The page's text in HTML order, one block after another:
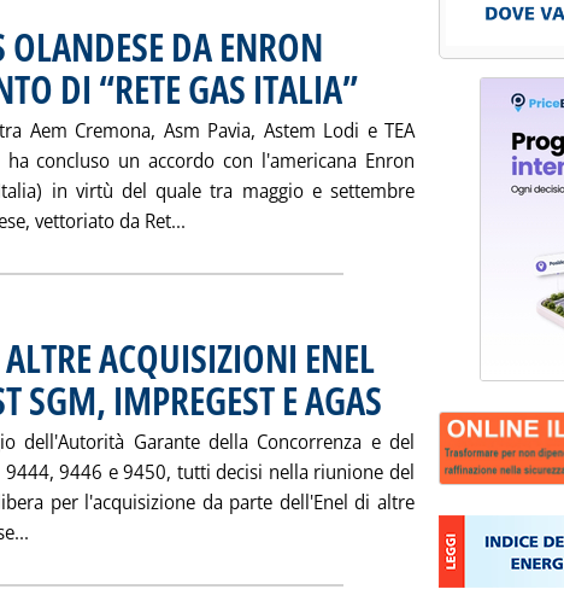
DA ENRON
DI “RETE GAS ITALIA”. Pubblicata mercoledì 23 maggio
Aem Cremona, Asm Pavia, Astem Lodi e TEA
concluso un accordo con l'americana Enron
in virtù del quale tra maggio e settembre
vettoriato da Ret... Leggi tutta la notizia: 'BLUGAS: ARRIVA
ACQUISIZIONI ENEL
SGM, IMPREGEST E AGAS . Pubblicata mercoledì 23
dell'Autorità Garante della Concorrenza e del
9446 e 9450, tutti decisi nella riunione del
per l'acquisizione da parte dell'Enel di altre
Leggi tutta la notizia: 'DISTRIBUZIONE GAS: ALTRE